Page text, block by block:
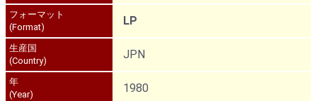
フォーマット
(Format)
LP
生産国
(Country)
JPN
年
(Year)
1980